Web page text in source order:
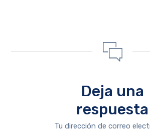
Deja una
respuesta
Tu dirección de correo